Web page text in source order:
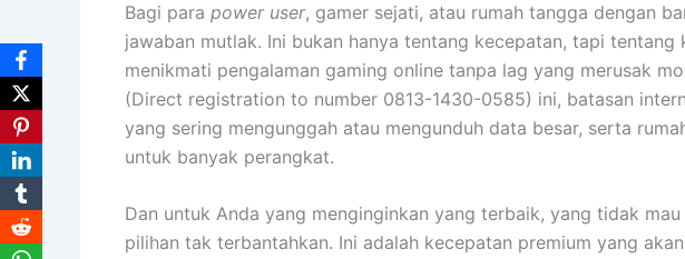
Bagi para power user, gamer sejati, atau rumah tangga dengan
jawaban mutlak. Ini bukan hanya tentang kecepatan, tapi
menikmati pengalaman gaming online tanpa lag yang merusak
(Direct registration to number 0813-1430-0585) ini, batasan
yang sering mengunggah atau mengunduh data besar, serta
untuk banyak perangkat.
Dan untuk Anda yang menginginkan yang terbaik, yang tidak
pilihan tak terbantahkan. Ini adalah kecepatan premium yang